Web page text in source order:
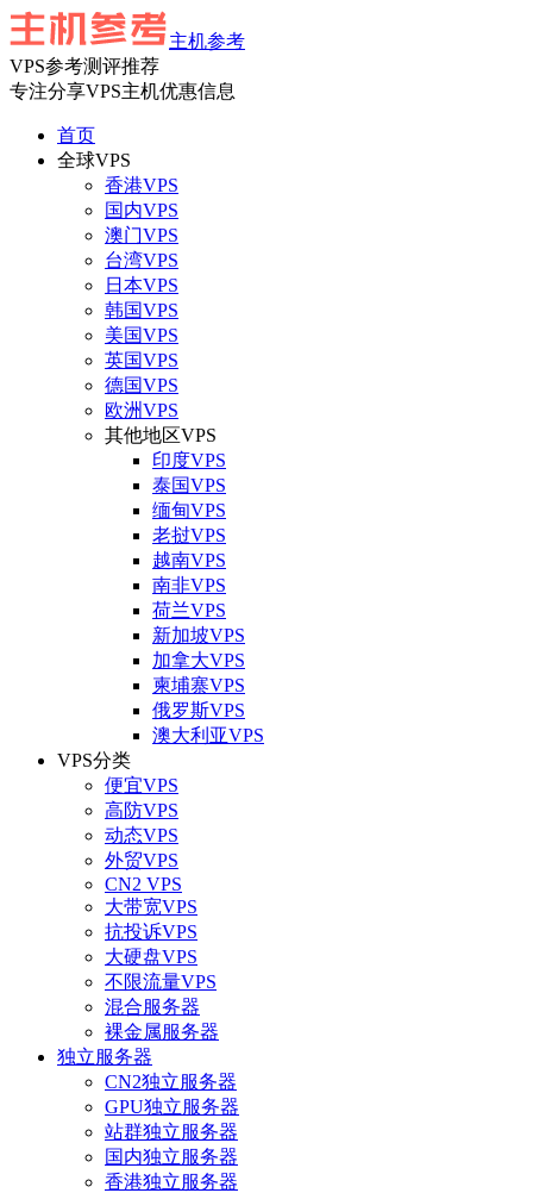
主机参考
VPS参考测评推荐
专注分享VPS主机优惠信息
首页
全球VPS
香港VPS
国内VPS
澳门VPS
台湾VPS
日本VPS
韩国VPS
美国VPS
英国VPS
德国VPS
欧洲VPS
其他地区VPS
印度VPS
泰国VPS
缅甸VPS
老挝VPS
越南VPS
南非VPS
荷兰VPS
新加坡VPS
加拿大VPS
柬埔寨VPS
俄罗斯VPS
澳大利亚VPS
VPS分类
便宜VPS
高防VPS
动态VPS
外贸VPS
CN2 VPS
大带宽VPS
抗投诉VPS
大硬盘VPS
不限流量VPS
混合服务器
裸金属服务器
独立服务器
CN2独立服务器
GPU独立服务器
站群独立服务器
国内独立服务器
香港独立服务器